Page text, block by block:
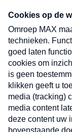
nieuwsbrief.
uw mailbox.